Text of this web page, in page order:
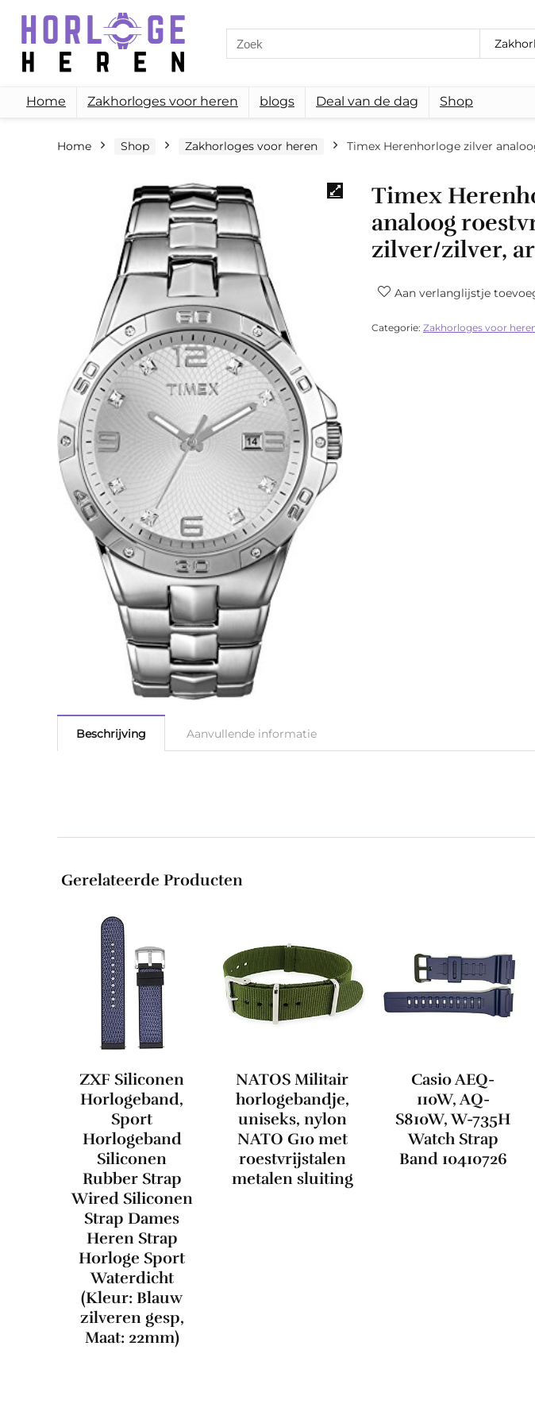
for:
Home Zakhorloges voor heren blogs Deal van de dag Shop
Home Shop Zakhorloges voor heren Timex Herenhorloge zilver
Timex
analoog
zilver/zilver,
Aan verlanglijstje
Categorie: Zakhorloges voor
Beschrijving Aanvullende informatie
Gerelateerde Producten
ZXF Siliconen
Horlogeband,
Sport
Horlogeband
Siliconen
Rubber Strap
Wired Siliconen
Strap Dames
Heren Strap
Horloge Sport
Waterdicht
(Kleur: Blauw
zilveren gesp,
Maat: 22mm)
NATOS Militair
horlogebandje,
uniseks, nylon
NATO G10 met
roestvrijstalen
metalen sluiting
Casio AEQ-
110W, AQ-
S810W, W-735H
Watch Strap
Band 10410726